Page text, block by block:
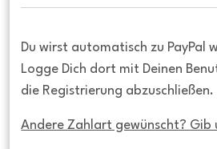
Du wirst automatisch zu PayPal
Logge Dich dort mit Deinen
die Registrierung abzuschließen.
Andere Zahlart gewünscht? Gib